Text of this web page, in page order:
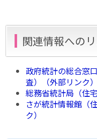
関連情報への
政府統計の総合窓
査）（外部リンク）
総務省統計局（住
さが統計情報館（
ク）